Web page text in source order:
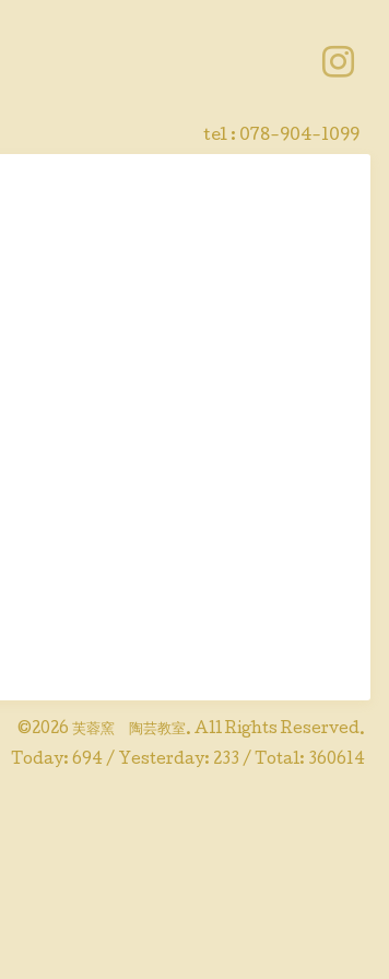
tel : 078-904-1099
©2026 芙蓉窯 陶芸教室. All Rights Reserved.
Today: 694 / Yesterday: 233 / Total: 360614